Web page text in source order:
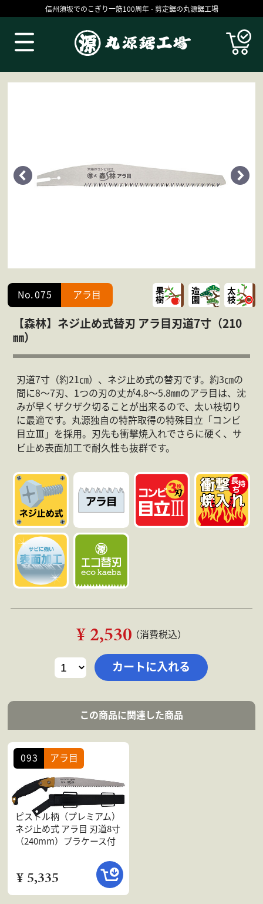
信州須坂でのこぎり一筋100周年 - 剪定鋸の丸源鋸工場
No.075 アラ目
【森林】ネジ止め式替刃 アラ目刃道7寸（210
㎜）
刃道7寸（約21㎝）、ネジ止め式の替刃です。約3㎝の
間に8～7刃、1つの刃の丈が4.8～5.8㎜のアラ目は、沈
みが早くザクザク切ることが出来るので、太い枝切り
に最適です。丸源独自の特許取得の特殊目立「コンビ
目立Ⅲ 」を採用。刃先も衝撃焼入れでさらに硬く、サ
ビ止め表面加工で耐久性も抜群です。
¥ 2,530（消費税込）
この商品に関連した商品
ピストル柄（プレミアム）
ネジ止め式 アラ目 刃道8寸
（240mm）プラケース付
¥ 5,335
093 アラ目
Products
会社案内 よくある質問